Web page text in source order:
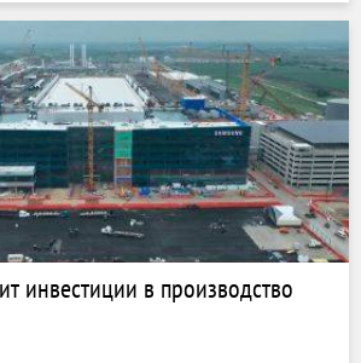
инвестиции в производство